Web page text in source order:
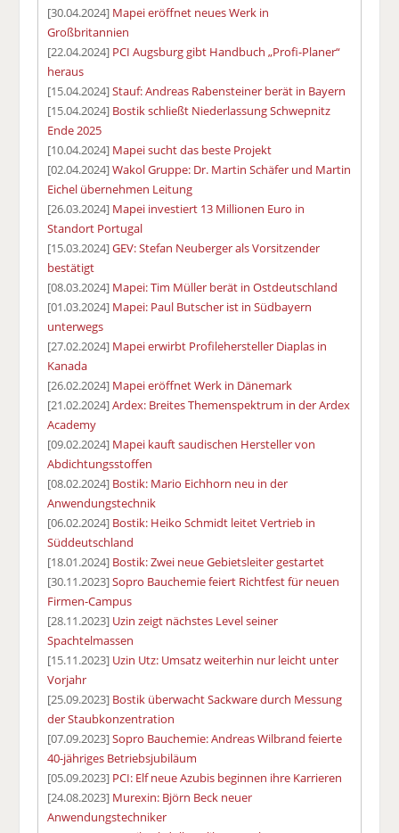
[30.04.2024] Mapei eröffnet neues Werk in
Großbritannien
[22.04.2024] PCI Augsburg gibt Handbuch „Profi-Planer“
heraus
[15.04.2024]Stauf: Andreas Rabensteiner berät in Bayern
[15.04.2024] Bostik schließt Niederlassung Schwepnitz
Ende 2025
[10.04.2024] Mapei sucht das beste Projekt
[02.04.2024]Wakol Gruppe: Dr. Martin Schäfer und Martin
Eichel übernehmen Leitung
[26.03.2024] Mapei investiert 13 Millionen Euro in
Standort Portugal
[15.03.2024]GEV: Stefan Neuberger als Vorsitzender
bestätigt
[08.03.2024] Mapei: Tim Müller berät in Ostdeutschland
[01.03.2024] Mapei: Paul Butscher ist in Südbayern
unterwegs
[27.02.2024] Mapei erwirbt Profilehersteller Diaplas in
Kanada
[26.02.2024] Mapei eröffnet Werk in Dänemark
[21.02.2024]Ardex: Breites Themenspektrum in der Ardex
Academy
[09.02.2024] Mapei kauft saudischen Hersteller von
Abdichtungsstoffen
[08.02.2024] Bostik: Mario Eichhorn neu in der
Anwendungstechnik
[06.02.2024] Bostik: Heiko Schmidt leitet Vertrieb in
Süddeutschland
[18.01.2024] Bostik: Zwei neue Gebietsleiter gestartet
[30.11.2023]Sopro Bauchemie feiert Richtfest für neuen
Firmen-Campus
[28.11.2023] Uzin zeigt nächstes Level seiner
Spachtelmassen
[15.11.2023] Uzin Utz: Umsatz weiterhin nur leicht unter
Vorjahr
[25.09.2023] Bostik überwacht Sackware durch Messung
der Staubkonzentration
[07.09.2023]Sopro Bauchemie: Andreas Wilbrand feierte
40-jähriges Betriebsjubiläum
[05.09.2023] PCI: Elf neue Azubis beginnen ihre Karrieren
[24.08.2023] Murexin: Björn Beck neuer
Anwendungstechniker